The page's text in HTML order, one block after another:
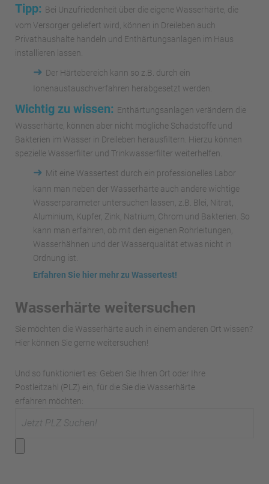
Tipp: Bei Unzufriedenheit über die eigene Wasserhärte, die
vom Versorger geliefert wird, können in Dreileben auch
Privathaushalte handeln und Enthärtungsanlagen im Haus
installieren lassen.
➜ Der Härtebereich kann so z.B. durch ein
Ionenaustauschverfahren herabgesetzt werden.
Wichtig zu wissen: Enthärtungsanlagen verändern die
Wasserhärte, können aber nicht mögliche Schadstoffe und
Bakterien im Wasser in Dreileben herausfiltern. Hierzu können
spezielle Wasserfilter und Trinkwasserfilter weiterhelfen.
➜ Mit eine Wassertest durch ein professionelles Labor
kann man neben der Wasserhärte auch andere wichtige
Wasserparameter untersuchen lassen, z.B. Blei, Nitrat,
Aluminium, Kupfer, Zink, Natrium, Chrom und Bakterien. So
kann man erfahren, ob mit den eigenen Rohrleitungen,
Wasserhähnen und der Wasserqualität etwas nicht in
Ordnung ist.
Erfahren Sie hier mehr zu Wassertest!
Wasserhärte weitersuchen
Sie möchten die Wasserhärte auch in einem anderen Ort wissen?
Hier können Sie gerne weitersuchen!
Und so funktioniert es: Geben Sie Ihren Ort oder Ihre
Postleitzahl (PLZ) ein, für die Sie die Wasserhärte
erfahren möchten: